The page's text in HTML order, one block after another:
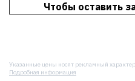
Чтобы оставить
Указанные цены носят рекламный
Подробная информация